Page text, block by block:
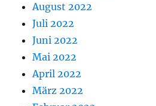
August 2022
Juli 2022
Juni 2022
Mai 2022
April 2022
März 2022